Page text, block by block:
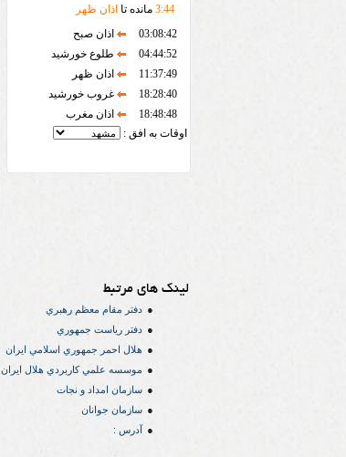
3:44 مانده تا اذان ظهر
03:08:42
اذان صبح
04:44:52
طلوع خورشید
11:37:49
اذان ظهر
18:28:40
غروب خورشید
18:48:48
اذان مغرب
اوقات به افق :
لینک های مرتبط
دفتر مقام معظم رهبري
دفتر رياست جمهوري
هلال احمر جمهوري اسلامي ايران
موسسه علمي كاربردي هلال ایران
سازمان امداد و نجات
سازمان جوانان
آدرس :